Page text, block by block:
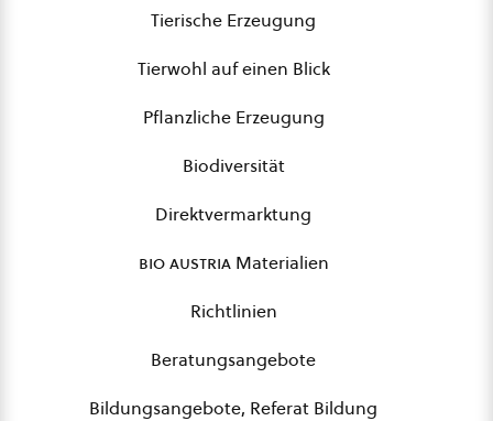
Tierische Erzeugung
Tierwohl auf einen Blick
Pflanzliche Erzeugung
Biodiversität
Direktvermarktung
bio austriaMaterialien
Richtlinien
Beratungsangebote
Bildungsangebote, Referat Bildung